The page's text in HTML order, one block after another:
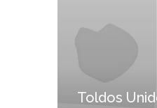
Toldos